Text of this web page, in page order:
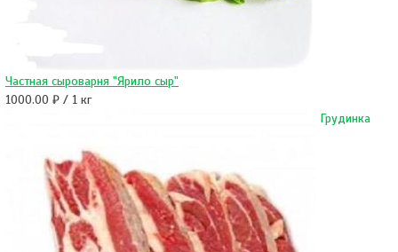
Частная сыроварня "Ярило сыр"
1000.00 ₽ / 1 кг
Грудинка